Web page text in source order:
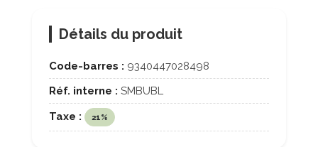
Détails du produit
Code-barres : 9340447028498
Réf. interne : SMBUBL
Taxe :
21%